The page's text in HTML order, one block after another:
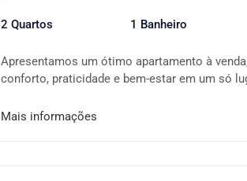
2 Quartos 1 Banheiro
Apresentamos um ótimo apartamento à
conforto, praticidade e bem-estar em um só
cozinha, proporcionando um ambiente amplo
Mais informações